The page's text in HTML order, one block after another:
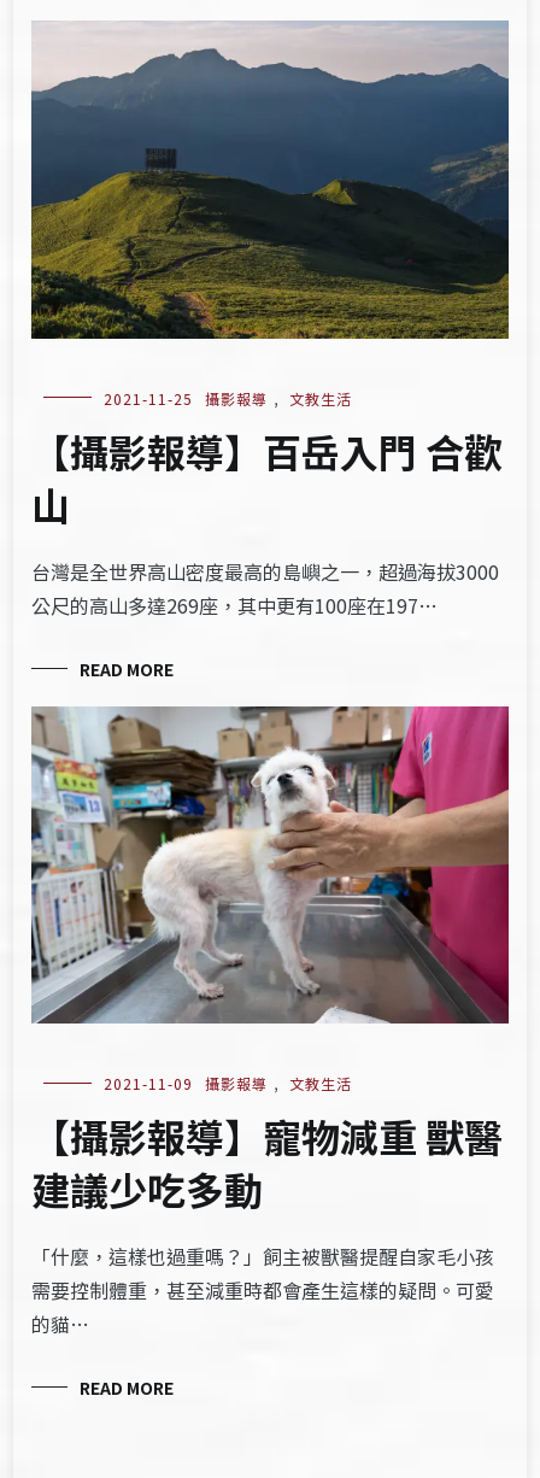
2021-11-25 攝影報導 , 文教生活
【攝影報導】百岳入門 合歡
山
台灣是全世界高山密度最高的島嶼之一，超過海拔3000
公尺的高山多達269座，其中更有100座在197…
READ MORE
2021-11-09 攝影報導 , 文教生活
【攝影報導】寵物減重 獸醫
建議少吃多動
「什麼，這樣也過重嗎？」飼主被獸醫提醒自家毛小孩
需要控制體重，甚至減重時都會產生這樣的疑問。可愛
的貓…
READ MORE